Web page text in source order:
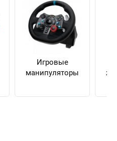
Игровые
манипуляторы